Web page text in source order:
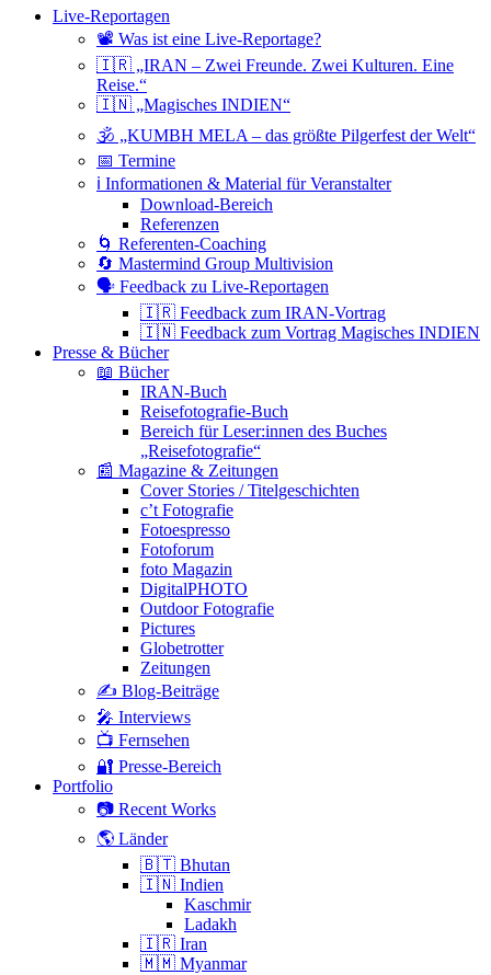
Live-Reportagen
📽 Was ist eine Live-Reportage?
🇮🇷 „IRAN – Zwei Freunde. Zwei Kulturen. Eine
Reise.“
🇮🇳 „Magisches INDIEN“
🕉 „KUMBH MELA – das größte Pilgerfest der Welt“
📅 Termine
ℹ️ Informationen & Material für Veranstalter
Download-Bereich
Referenzen
🌀 Referenten-Coaching
🔄 Mastermind Group Multivision
🗣 Feedback zu Live-Reportagen
🇮🇷 Feedback zum IRAN-Vortrag
🇮🇳 Feedback zum Vortrag Magisches INDIEN
Presse & Bücher
📖 Bücher
IRAN-Buch
Reisefotografie-Buch
Bereich für Leser:innen des Buches
„Reisefotografie“
📰 Magazine & Zeitungen
Cover Stories / Titelgeschichten
c’t Fotografie
Fotoespresso
Fotoforum
foto Magazin
DigitalPHOTO
Outdoor Fotografie
Pictures
Globetrotter
Zeitungen
✍️ Blog-Beiträge
🎤 Interviews
📺 Fernsehen
🔐 Presse-Bereich
Portfolio
📷 Recent Works
🌎 Länder
🇧🇹 Bhutan
🇮🇳 Indien
Kaschmir
Ladakh
🇮🇷 Iran
🇲🇲 Myanmar